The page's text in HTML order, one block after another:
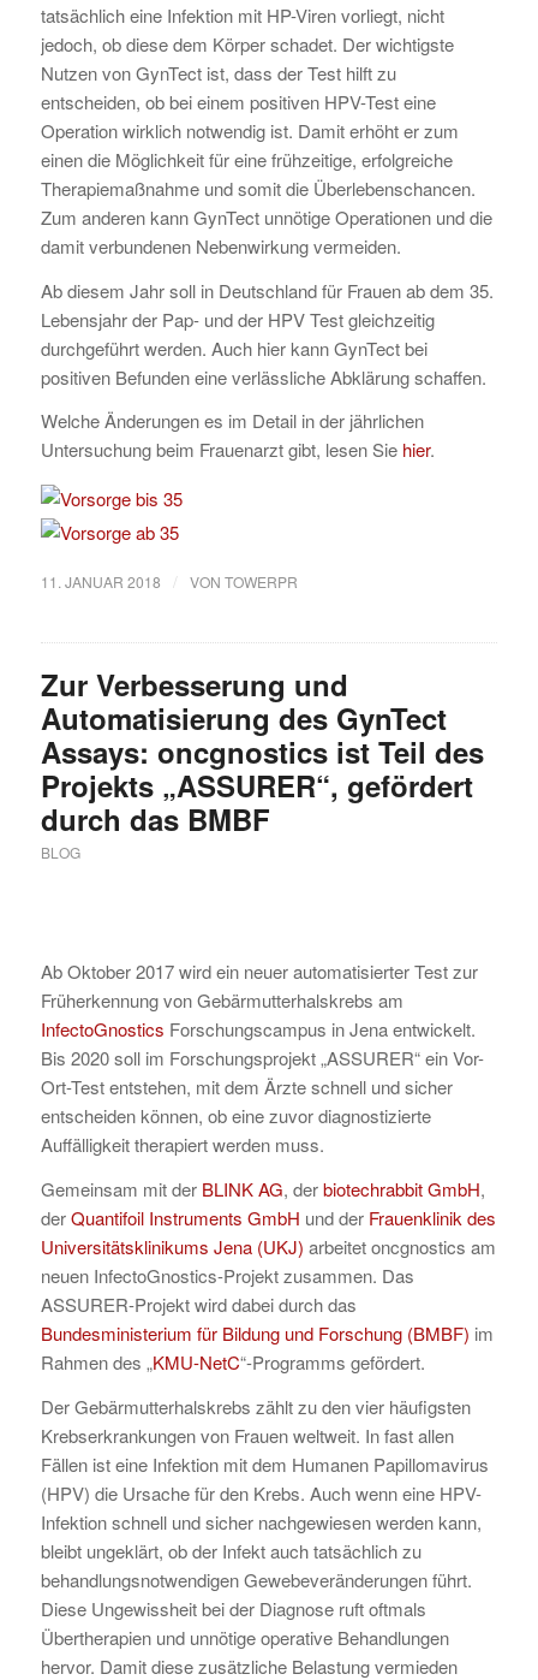
tatsächlich eine Infektion mit HP-Viren vorliegt, nicht
jedoch, ob diese dem Körper schadet. Der wichtigste
Nutzen von GynTect ist, dass der Test hilft zu
entscheiden, ob bei einem positiven HPV-Test eine
Operation wirklich notwendig ist. Damit erhöht er zum
einen die Möglichkeit für eine frühzeitige, erfolgreiche
Therapiemaßnahme und somit die Überlebenschancen.
Zum anderen kann GynTect unnötige Operationen und die
damit verbundenen Nebenwirkung vermeiden.
Ab diesem Jahr soll in Deutschland für Frauen ab dem 35.
Lebensjahr der Pap- und der HPV Test gleichzeitig
durchgeführt werden. Auch hier kann GynTect bei
positiven Befunden eine verlässliche Abklärung schaffen.
Welche Änderungen es im Detail in der jährlichen
Untersuchung beim Frauenarzt gibt, lesen Sie hier.
11. JANUAR 2018 / VON TOWERPR
Zur Verbesserung und
Automatisierung des GynTect
Assays: oncgnostics ist Teil des
Projekts „ASSURER“, gefördert
durch das BMBF
BLOG
Ab Oktober 2017 wird ein neuer automatisierter Test zur
Früherkennung von Gebärmutterhalskrebs am
InfectoGnostics Forschungscampus in Jena entwickelt.
Bis 2020 soll im Forschungsprojekt „ASSURER“ ein Vor-
Ort-Test entstehen, mit dem Ärzte schnell und sicher
entscheiden können, ob eine zuvor diagnostizierte
Auffälligkeit therapiert werden muss.
Gemeinsam mit der BLINK AG, derbiotechrabbit GmbH,
derQuantifoil Instruments GmbH und der Frauenklinik des
Universitätsklinikums Jena (UKJ) arbeitet oncgnostics am
neuen InfectoGnostics-Projekt zusammen. Das
ASSURER-Projekt wird dabei durch das
Bundesministerium für Bildung und Forschung (BMBF) im
Rahmen des „KMU-NetC“-Programms gefördert.
Der Gebärmutterhalskrebs zählt zu den vier häufigsten
Krebserkrankungen von Frauen weltweit. In fast allen
Fällen ist eine Infektion mit dem Humanen Papillomavirus
(HPV) die Ursache für den Krebs. Auch wenn eine HPV-
Infektion schnell und sicher nachgewiesen werden kann,
bleibt ungeklärt, ob der Infekt auch tatsächlich zu
behandlungsnotwendigen Gewebeveränderungen führt.
Diese Ungewissheit bei der Diagnose ruft oftmals
Übertherapien und unnötige operative Behandlungen
hervor. Damit diese zusätzliche Belastung vermieden